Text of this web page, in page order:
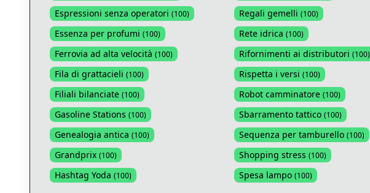
Espressioni senza operatori (100)
Essenza per profumi (100)
Ferrovia ad alta velocità (100)
Fila di grattacieli (100)
Filiali bilanciate (100)
Gasoline Stations (100)
Genealogia antica (100)
Grandprix (100)
Hashtag Yoda (100)
Regali gemelli (100)
Rete idrica (100)
Rifornimenti ai distributori (100)
Rispetta i versi (100)
Robot camminatore (100)
Sbarramento tattico (100)
Sequenza per tamburello (100)
Shopping stress (100)
Spesa lampo (100)